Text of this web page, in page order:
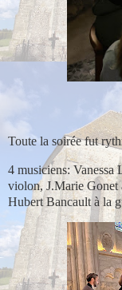
Toute la soirée fut
4 musiciens:
violon, J.Marie Gonet
Hubert Bancault à la